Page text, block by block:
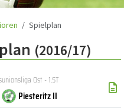
Spielplan
(2016/17)
Ost - 1.ST
Piesteritz II